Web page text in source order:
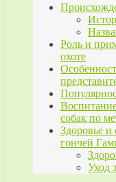
Роль и
охоте
собак по
Здоровье и
гончей
Уход